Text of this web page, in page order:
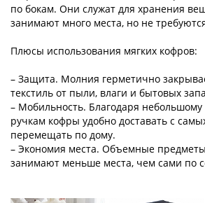
по бокам. Они служат для хранения
занимают много места, но не
Плюсы использования мягких кофров:
– Защита. Молния герметично
текстиль от пыли, влаги и бытовых
– Мобильность. Благодаря
ручкам кофры удобно доставать с
перемещать по дому.
– Экономия места. Объемные предметы
занимают меньше места, чем сами по